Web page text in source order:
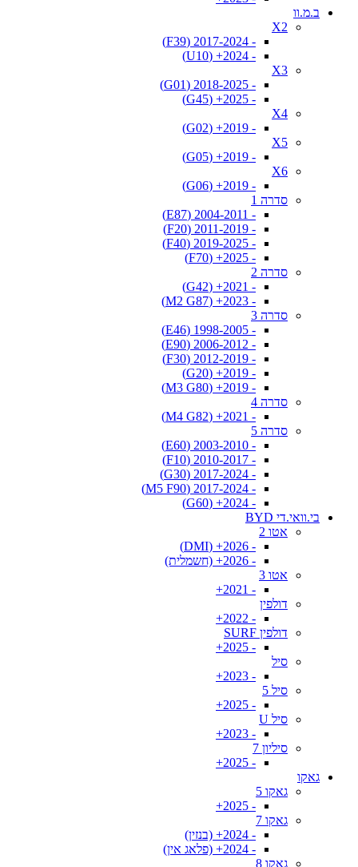
ב.מ.וו
X2
- 2017-2024 (F39)
- 2024+ (U10)
X3
- 2018-2025 (G01)
- 2025+ (G45)
X4
- 2019+ (G02)
X5
- 2019+ (G05)
X6
- 2019+ (G06)
סדרה 1
- 2004-2011 (E87)
- 2011-2019 (F20)
- 2019-2025 (F40)
- 2025+ (F70)
סדרה 2
- 2021+ (G42)
- 2023+ (M2 G87)
סדרה 3
- 1998-2005 (E46)
- 2006-2012 (E90)
- 2012-2019 (F30)
- 2019+ (G20)
- 2019+ (M3 G80)
סדרה 4
- 2021+ (M4 G82)
סדרה 5
- 2003-2010 (E60)
- 2010-2017 (F10)
- 2017-2024 (G30)
- 2017-2024 (M5 F90)
- 2024+ (G60)
בי.וואי.די BYD
אטו 2
- 2026+ (DMI)
- 2026+ (חשמלית)
אטו 3
- 2021+
דולפין
- 2022+
דולפין SURF
- 2025+
סיל
- 2023+
סיל 5
- 2025+
סיל U
- 2023+
סיליון 7
- 2025+
גאקו
גאקו 5
- 2025+
גאקו 7
- 2024+ (בנזין)
- 2024+ (פלאג אין)
גאקו 8